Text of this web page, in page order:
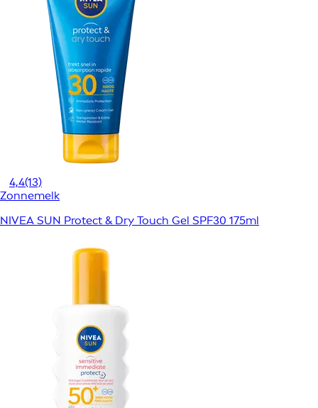
4,4(13)
Zonnemelk
NIVEA SUN Protect & Dry Touch Gel SPF30 175ml